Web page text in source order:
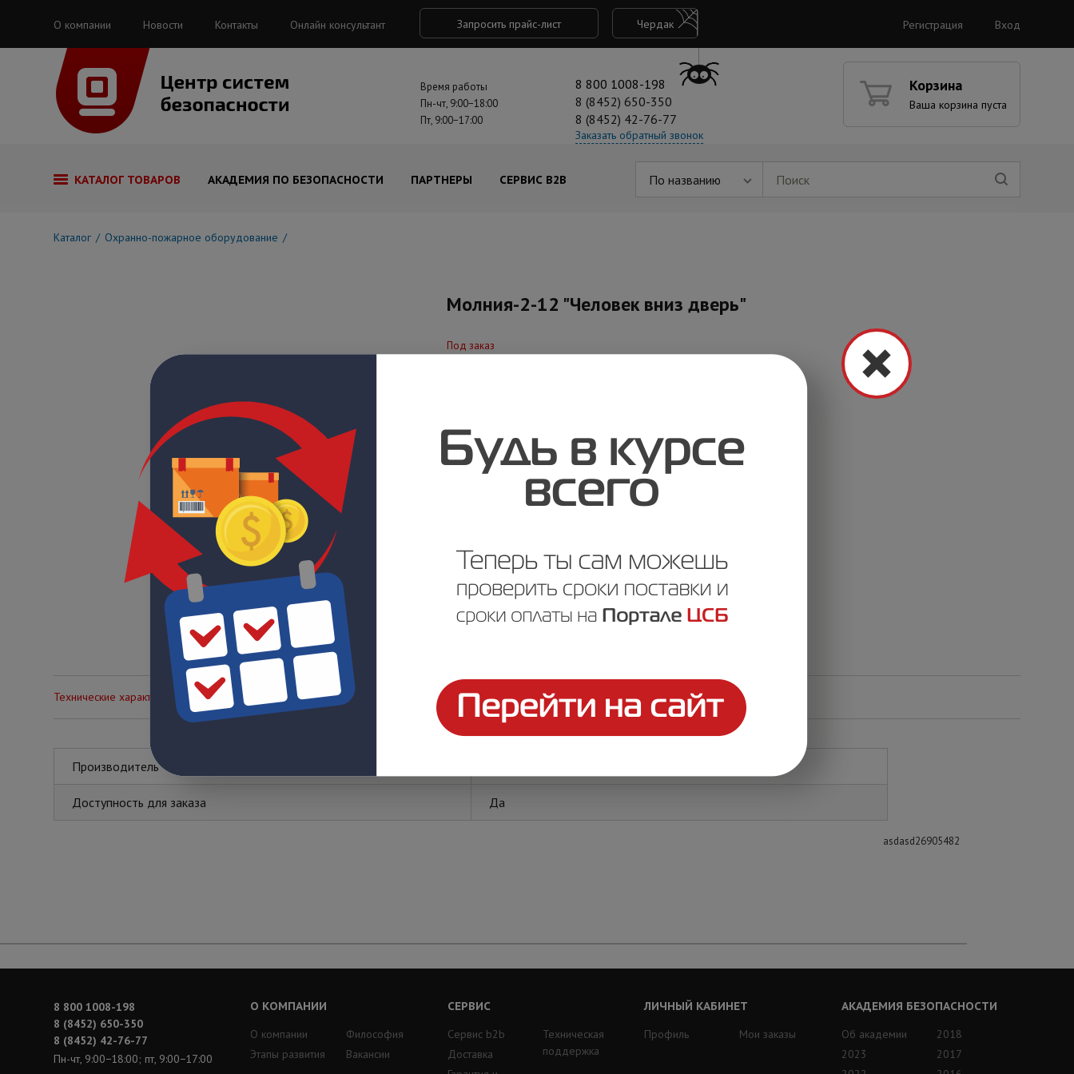
asdasd26905482
О компании Новости Контакты Онлайн консультант Запросить прайс-лист Чердак Регистрация Вход
Время работы
Пн-чт, 9:00−18:00
Пт, 9:00−17:00
8 800 1008-198
8 (8452) 650-350
8 (8452) 42-76-77
Заказать обратный звонок
Корзина
Ваша корзина пуста
КАТАЛОГ ТОВАРОВ АКАДЕМИЯ ПО БЕЗОПАСНОСТИ ПАРТНЕРЫ СЕРВИС B2B По названию
Каталог Охранно-пожарное оборудование
Молния-2-12 "Человек вниз дверь"
Под заказ
Технические характеристики
Производитель
Доступность для заказа Да
8 800 1008-198
8 (8452) 650-350
8 (8452) 42-76-77
Пн-чт, 9:00−18:00; пт, 9:00−17:00
О КОМПАНИИ
О компании
Этапы развития
Философия
Вакансии
СЕРВИС
Сервис b2b
Доставка
Техническая
поддержка
ЛИЧНЫЙ КАБИНЕТ
Профиль
Мои заказы
АКАДЕМИЯ БЕЗОПАСНОСТИ
Об академии
2023
2018
2017